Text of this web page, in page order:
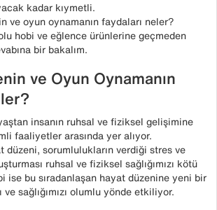
kadar kıymetli.
ve oyun oynamanın faydaları neler?
hobi ve eğlence ürünlerine geçmeden
bir bakalım.
ve Oyun Oynamanın
insanın ruhsal ve fiziksel gelişimine
faaliyetler arasında yer alıyor.
düzeni, sorumlulukların verdiği stres ve
ruhsal ve fiziksel sağlığımızı kötü
ise bu sıradanlaşan hayat düzenine yeni bir
ve sağlığımızı olumlu yönde etkiliyor.